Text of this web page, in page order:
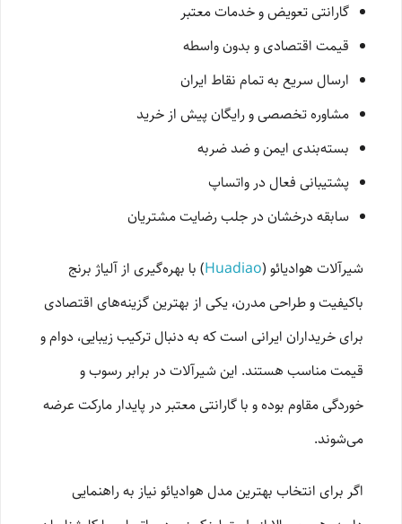
گارانتی تعویض و خدمات معتبر
قیمت اقتصادی و بدون واسطه
ارسال سریع به تمام نقاط ایران
مشاوره تخصصی و رایگان پیش از خرید
بسته‌بندی ایمن و ضد ضربه
پشتیبانی فعال در واتساپ
سابقه درخشان در جلب رضایت مشتریان
شیرآلات هوادیائو (Huadiao) با بهره‌گیری از آلیاژ برنج
باکیفیت و طراحی مدرن، یکی از بهترین گزینه‌های اقتصادی
برای خریداران ایرانی است که به دنبال ترکیب زیبایی، دوام و
قیمت مناسب هستند. این شیرآلات در برابر رسوب و
خوردگی مقاوم بوده و با گارانتی معتبر در پایدار مارکت عرضه
می‌شوند.
اگر برای انتخاب بهترین مدل هوادیائو نیاز به راهنمایی